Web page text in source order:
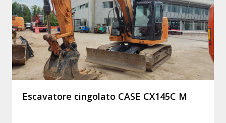
Escavatore cingolato CASE CX145C M